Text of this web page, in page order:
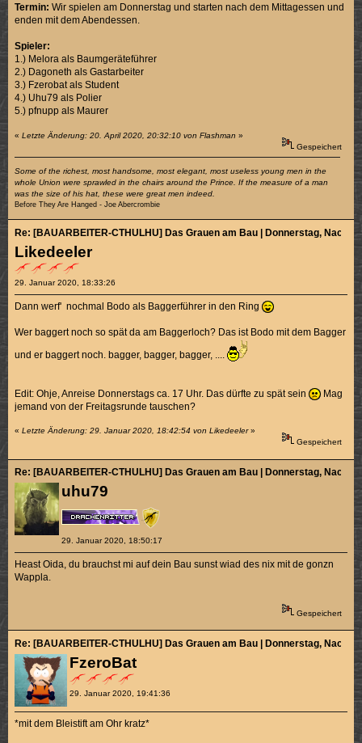
Termin: Wir spielen am Donnerstag und starten nach dem Mittagessen und
enden mit dem Abendessen.
Spieler:
1.) Melora als Baumgeräteführer
2.) Dagoneth als Gastarbeiter
3.) Fzerobat als Student
4.) Uhu79 als Polier
5.) pfnupp als Maurer
«Letzte Änderung: 20. April 2020, 20:32:10 von Flashman »
Gespeichert
Some of the richest, most handsome, most elegant, most useless young men in the
whole Union were sprawled in the chairs around the Prince. If the measure of a man
was the size of his hat, these were great men indeed.
Before They Are Hanged - Joe Abercrombie
Likedeeler
29. Januar 2020, 18:33:26
Re: [BAUARBEITER-CTHULHU] Das Grauen am Bau | Donnerstag,
Dann werf' nochmal Bodo als Baggerführer in den Ring
Wer baggert noch so spät da am Baggerloch? Das ist Bodo mit dem Bagger
und er baggert noch. bagger, bagger, bagger, ....
Edit: Ohje, Anreise Donnerstags ca. 17 Uhr. Das dürfte zu spät sein
Mag
jemand von der Freitagsrunde tauschen?
«Letzte Änderung: 29. Januar 2020, 18:42:54 von Likedeeler»
Gespeichert
uhu79
29. Januar 2020, 18:50:17
Re: [BAUARBEITER-CTHULHU] Das Grauen am Bau | Donnerstag,
Heast Oida, du brauchst mi auf dein Bau sunst wiad des nix mit de gonzn
Wappla.
Gespeichert
FzeroBat
29. Januar 2020, 19:41:36
Re: [BAUARBEITER-CTHULHU] Das Grauen am Bau | Donnerstag,
*mit dem Bleistift am Ohr kratz*